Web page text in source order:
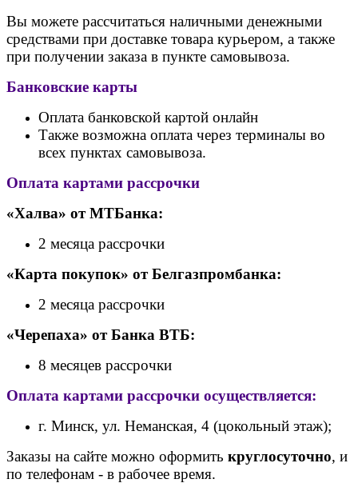
Вы можете рассчитаться наличными денежными
средствами при доставке товара курьером, а также
при получении заказа в пункте самовывоза.
Банковские карты
Оплата банковской картой онлайн
Также возможна оплата через терминалы во
всех пунктах самовывоза.
Оплата картами рассрочки
«Халва» от МТБанка:
2 месяца рассрочки
«Карта покупок» от Белгазпромбанка:
2 месяца рассрочки
«Черепаха» от Банка ВТБ:
8 месяцев рассрочки
Оплата картами рассрочки осуществляется:
г. Минск, ул. Неманская, 4 (цокольный этаж);
Заказы на сайте можно оформить круглосуточно, и
по телефонам - в рабочее время.